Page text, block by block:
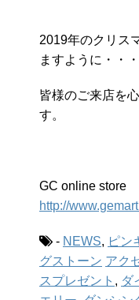
2019年のクリス
ますように・・・
皆様のご来店を
す。
GC online store
http://
- NEWS, ピン
グストーン アク
スプレゼント , ダ